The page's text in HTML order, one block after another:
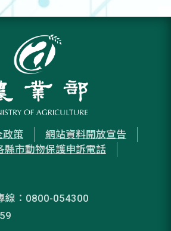
政策
網站資料開放宣告
縣市動物保護申訴電話
線：0800-054300